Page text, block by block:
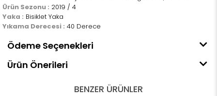
Ürün Sezonu : 2019 / 4
Yaka : Bisiklet Yaka
Yıkama Derecesi : 40 Derece
Ödeme Seçenekleri
Ürün Önerileri
BENZER ÜRÜNLER